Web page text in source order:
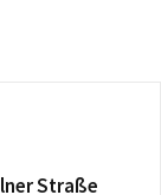
Straße